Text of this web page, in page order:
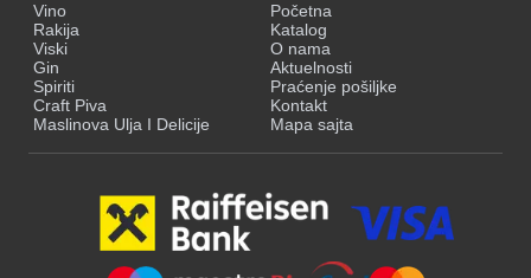
Vino
Rakija
Viski
Gin
Spiriti
Craft Piva
Maslinova Ulja I Delicije
Početna
Katalog
O nama
Aktuelnosti
Praćenje pošiljke
Kontakt
Mapa sajta